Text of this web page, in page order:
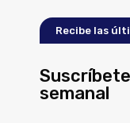
Recibe las
semanal